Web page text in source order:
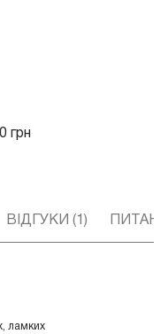
грн
ВІДГУКИ (1)
ламких